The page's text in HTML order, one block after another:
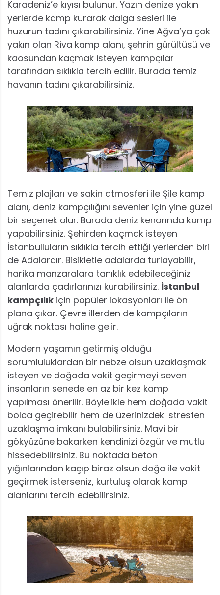
Karadeniz’e kıyısı bulunur. Yazın denize yakın
yerlerde kamp kurarak dalga sesleri ile
huzurun tadını çıkarabilirsiniz. Yine Ağva’ya çok
yakın olan Riva kamp alanı, şehrin gürültüsü ve
kaosundan kaçmak isteyen kampçılar
tarafından sıklıkla tercih edilir. Burada temiz
havanın tadını çıkarabilirsiniz.
Temiz plajları ve sakin atmosferi ile Şile kamp
alanı, deniz kampçılığını sevenler için yine güzel
bir seçenek olur. Burada deniz kenarında kamp
yapabilirsiniz. Şehirden kaçmak isteyen
İstanbulluların sıklıkla tercih ettiği yerlerden biri
de Adalardır. Bisikletle adalarda turlayabilir,
harika manzaralara tanıklık edebileceğiniz
alanlarda çadırlarınızı kurabilirsiniz. İstanbul
kampçılık için popüler lokasyonları ile ön
plana çıkar. Çevre illerden de kampçıların
uğrak noktası haline gelir.
Modern yaşamın getirmiş olduğu
sorumluluklardan bir nebze olsun uzaklaşmak
isteyen ve doğada vakit geçirmeyi seven
insanların senede en az bir kez kamp
yapılması önerilir. Böylelikle hem doğada vakit
bolca geçirebilir hem de üzerinizdeki stresten
uzaklaşma imkanı bulabilirsiniz. Mavi bir
gökyüzüne bakarken kendinizi özgür ve mutlu
hissedebilirsiniz. Bu noktada beton
yığınlarından kaçıp biraz olsun doğa ile vakit
geçirmek isterseniz, kurtuluş olarak kamp
alanlarını tercih edebilirsiniz.